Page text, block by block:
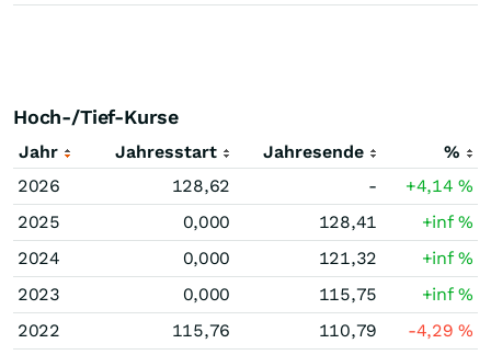
Hoch-/Tief-Kurse
Jahr Jahresstart Jahresende
%
2026
128,62 - +4,14%
2025
0,000 128,41 +inf%
2024
0,000 121,32 +inf%
2023
0,000 115,75 +inf%
2022
115,76 110,79 -4,29%